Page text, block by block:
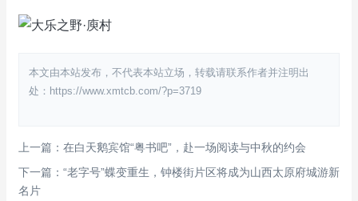
本文由本站发布，不代表本站立场，转载请联系作者并注明出
处：https://www.xmtcb.com/?p=3719
上一篇：在白天鹅宾馆“粤书吧”，赴一场阅读与中秋的约会
下一篇：“老字号”蝶变重生，钟楼街片区将成为山西太原府城游新
名片